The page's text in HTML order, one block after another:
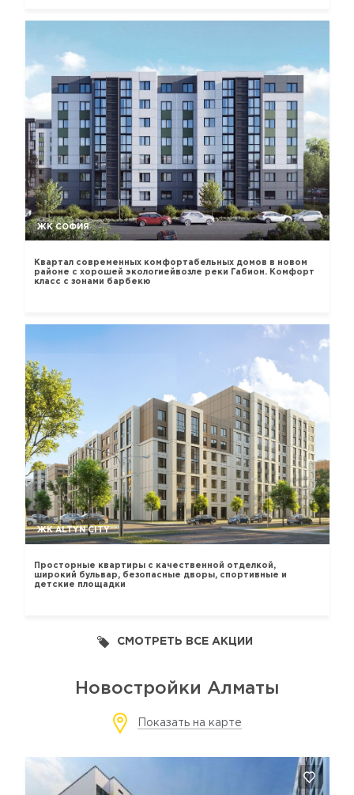
ЖК СОФИЯ
Квартал современных комфортабельных домов в новом
районе с хорошей экологиейвозле реки Габион. Комфорт
класс с зонами барбекю
ЖК ALTYN CITY
Просторные квартиры с качественной отделкой,
широкий бульвар, безопасные дворы, спортивные и
детские площадки
СМОТРЕТЬ ВСЕ АКЦИИ
Новостройки Алматы
Показать на карте